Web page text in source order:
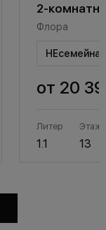
2-
Флора
от 20
Литер
1.1
Этаж
13